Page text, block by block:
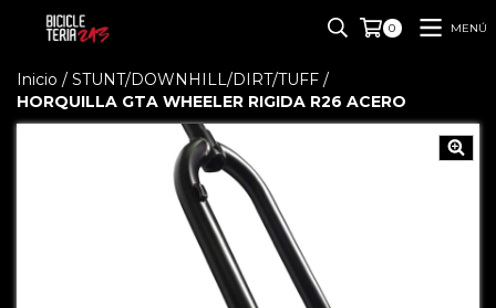
0 MENÚ
Inicio / STUNT/DOWNHILL/DIRT/TUFF /
HORQUILLA GTA WHEELER RIGIDA R26 ACERO